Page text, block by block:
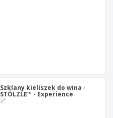
Szklany kieliszek do wina -
STÖLZLE™ - Experience